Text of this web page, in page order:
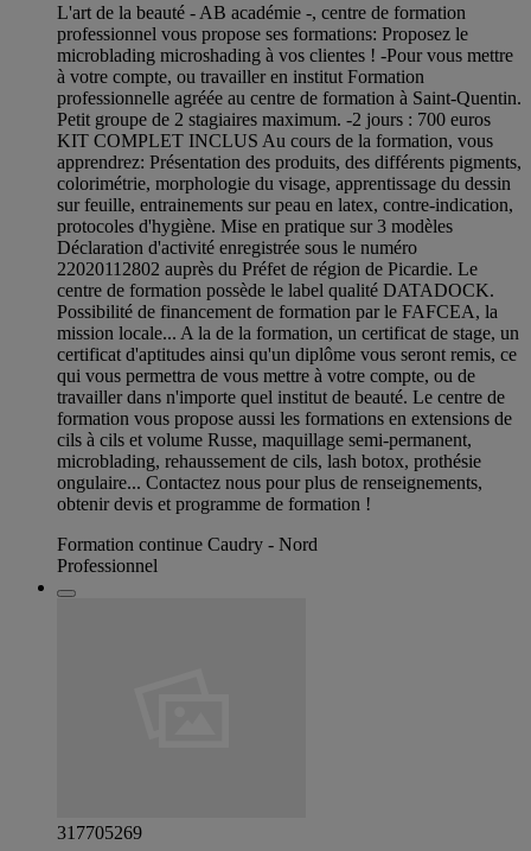
L'art de la beauté - AB académie -, centre de formation
professionnel vous propose ses formations: Proposez le
microblading microshading à vos clientes ! -Pour vous mettre
à votre compte, ou travailler en institut Formation
professionnelle agréée au centre de formation à Saint-Quentin.
Petit groupe de 2 stagiaires maximum. -2 jours : 700 euros
KIT COMPLET INCLUS Au cours de la formation, vous
apprendrez: Présentation des produits, des différents pigments,
colorimétrie, morphologie du visage, apprentissage du dessin
sur feuille, entrainements sur peau en latex, contre-indication,
protocoles d'hygiène. Mise en pratique sur 3 modèles
Déclaration d'activité enregistrée sous le numéro
22020112802 auprès du Préfet de région de Picardie. Le
centre de formation possède le label qualité DATADOCK.
Possibilité de financement de formation par le FAFCEA, la
mission locale... A la de la formation, un certificat de stage, un
certificat d'aptitudes ainsi qu'un diplôme vous seront remis, ce
qui vous permettra de vous mettre à votre compte, ou de
travailler dans n'importe quel institut de beauté. Le centre de
formation vous propose aussi les formations en extensions de
cils à cils et volume Russe, maquillage semi-permanent,
microblading, rehaussement de cils, lash botox, prothésie
ongulaire... Contactez nous pour plus de renseignements,
obtenir devis et programme de formation !
Formation continue Caudry - Nord
Professionnel
317705269